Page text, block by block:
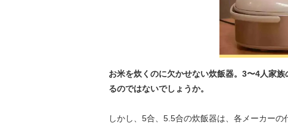
お米を炊くのに欠かせない炊飯器。3〜4人家
るのではないでしょうか。
しかし、5合、5.5合の炊飯器は、各メーカー